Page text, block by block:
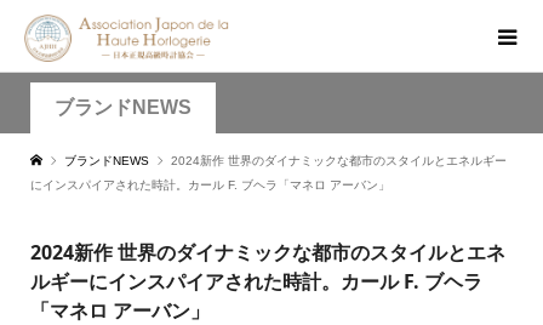
ブランドNEWS
ブランドNEWS
2024新作 世界のダイナミックな都市のスタイルとエネルギー
にインスパイアされた時計。カール F. ブヘラ「マネロ アーバン」
2024新作 世界のダイナミックな都市のスタイルとエネ
ルギーにインスパイアされた時計。カール F. ブヘラ
「マネロ アーバン」